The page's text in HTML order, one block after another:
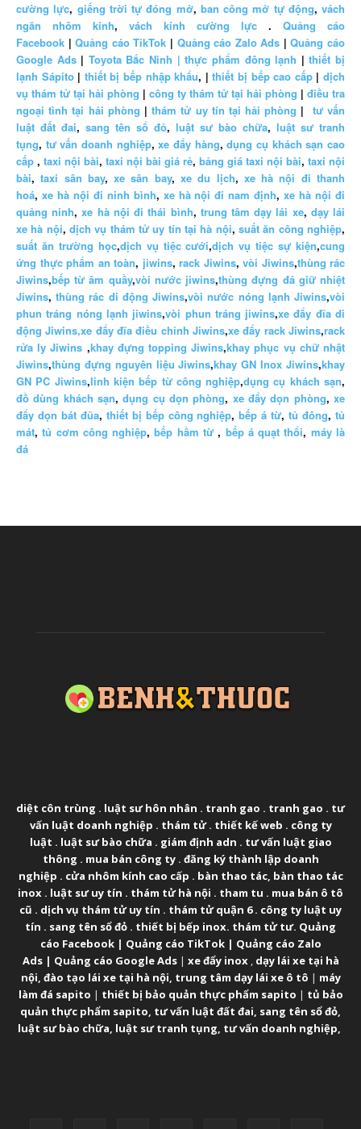
cường lực, giếng trời tự đóng mở, ban công mở tự động, vách
ngăn nhôm kính, vách kính cường lực . Quảng cáo
Facebook |Quảng cáo TikTok | Quảng cáo Zalo Ads |Quảng cáo
Google Ads| Toyota Bắc Ninh | thực phẩm đông lạnh |thiết bị
lạnh Sápito | thiết bị bếp nhập khẩu, |thiết bị bếp cao cấp|dịch
vụ thám tử tại hải phòng | công ty thám tử tại hải phòng | điều tra
ngoại tình tại hải phòng |thám tử uy tín tại hải phòng | tư vấn
luật đất đai, sang tên sổ đỏ, luật sư bào chữa, luật sư tranh
tụng, tư vấn doanh nghiệp,xe đẩy hàng,dụng cụ khách sạn cao
cấp , taxi nội bài, taxi nội bài giá rẻ, bảng giá taxi nội bài, taxi nội
bài,taxi sân bay,xe sân bay,xe du lịch, xe hà nội đi thanh
hoá, xe hà nội đi ninh bình, xe hà nội đi nam định,xe hà nội đi
quảng ninh,xe hà nội đi thái bình, trung tâm dạy lái xe, dạy lái
xe hà nội,dịch vụ thám tử uy tín tại hà nội,suất ăn công nghiệp,
suất ăn trường học,dịch vụ tiệc cưới,dịch vụ tiệc sự kiện,cung
ứng thực phẩm an toàn, jiwins, rack Jiwins, vòi Jiwins,thùng rác
Jiwins,bếp từ âm quầy,vòi nước jiwins,thùng đựng đá giữ nhiệt
Jiwins,thùng rác di động Jiwins,vòi nước nóng lạnh Jiwins,vòi
phun tráng nóng lạnh jiwins,vòi phun tráng jiwins,xe đẩy đĩa di
động Jiwins,xe đẩy đĩa điều chỉnh Jiwins,xe đẩy rack Jiwins,rack
rửa ly Jiwins ,khay đựng topping Jiwins,khay phục vụ chữ nhật
Jiwins,thùng đựng nguyên liệu Jiwins,khay GN Inox Jiwins,khay
GN PC Jiwins,linh kiện bếp từ công nghiệp,dụng cụ khách sạn,
đồ dùng khách sạn,dụng cụ dọn phòng, xe đẩy dọn phòng,xe
đẩy dọn bát đũa, thiết bị bếp công nghiệp,bếp á từ,tủ đông,tủ
mát,tủ cơm công nghiệp,bếp hầm từ , bếp á quạt thổi, máy là
đá
diệt côn trùng . luật sư hôn nhân . tranh gao . tranh gao . tư
vấn luật doanh nghiệp . thám tử. thiết kế web . công ty
luật . luật sư bào chữa . giám định adn . tư vấn luật giao
thông . mua bán công ty. đăng ký thành lập doanh
nghiệp . cửa nhôm kính cao cấp . bàn thao tác, bàn thao tác
inox . luật sư uy tín . thám tử hà nội . tham tu . mua bán ô tô
cũ . dịch vụ thám tử uy tín . thám tử quận 6. công ty luật uy
tín . sang tên sổ đỏ . thiết bị bếp inox. thám tử tư. Quảng
cáo Facebook| Quảng cáo TikTok| Quảng cáo Zalo
Ads| Quảng cáo Google Ads| xe đẩy inox, dạy lái xe tại hà
nội, đào tạo lái xe tại hà nội, trung tâm dạy lái xe ô tô | máy
làm đá sapito | thiết bị bảo quản thực phẩm sapito | tủ bảo
quản thực phẩm sapito, tư vấn luật đất đai, sang tên sổ đỏ,
luật sư bào chữa, luật sư tranh tụng, tư vấn doanh nghiệp,